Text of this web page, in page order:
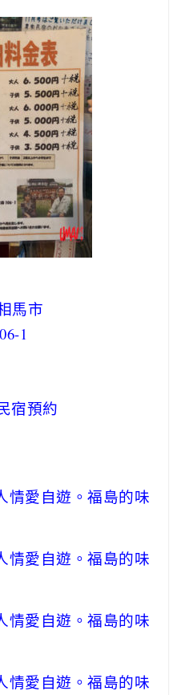
馬市
1
宿預約
情愛自遊。福島的味
情愛自遊。福島的味
情愛自遊。福島的味
情愛自遊。福島的味